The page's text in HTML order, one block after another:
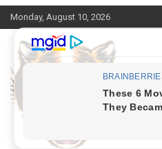
Skip
to
content
Monday, August 10, 2026